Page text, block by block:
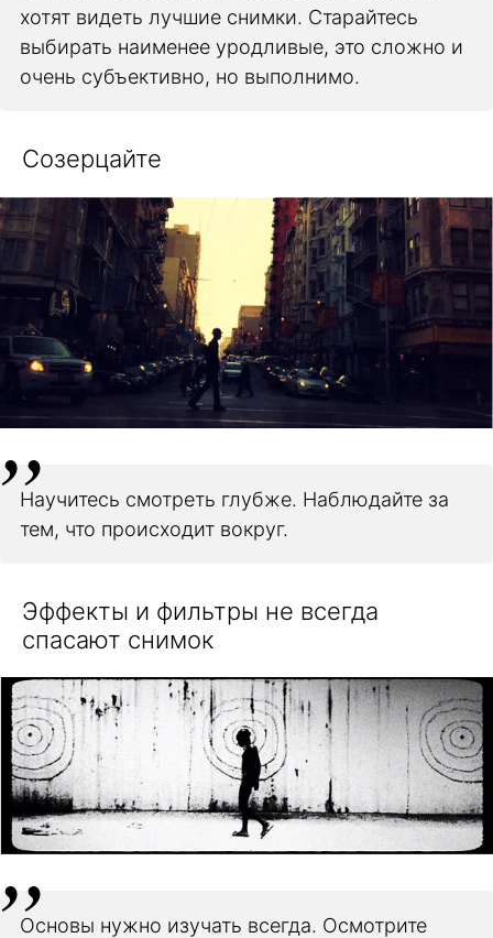
хотят видеть лучшие снимки. Старайтесь
выбирать наименее уродливые, это сложно и
очень субъективно, но выполнимо.
Созерцайте
Научитесь смотреть глубже. Наблюдайте за
тем, что происходит вокруг.
Эффекты и фильтры не всегда
спасают снимок
Основы нужно изучать всегда. Осмотрите